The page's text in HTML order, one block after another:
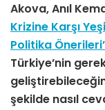
Akova, Anıl
Krizine Karşı
Politika
Türkiye’nin
şekilde nasıl